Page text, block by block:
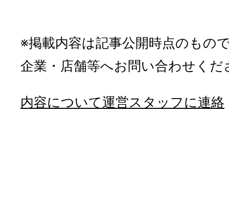
※掲載内容は記事公開時点のもの
企業・店舗等へお問い合わせくだ
内容について運営スタッフに連絡